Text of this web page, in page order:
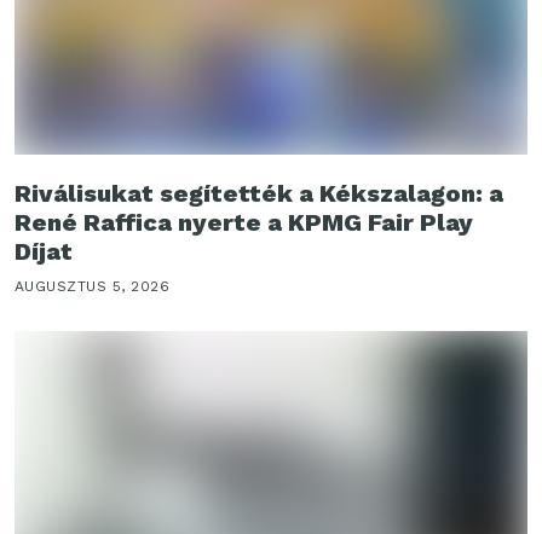
Riválisukat segítették a Kékszalagon: a
René Raffica nyerte a KPMG Fair Play
Díjat
AUGUSZTUS 5, 2026